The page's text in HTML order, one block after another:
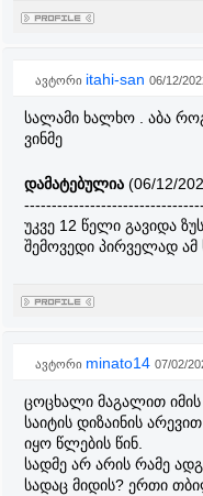
ავტორი itahi-san 06/12/
სალამი ხალხო . აბა
ვინმე
დამატებულია (06/12/
უკვე 12 წელი გავიდა
შემოვედი პირველად
ავტორი minato14 07/02/
ცოცხალი მაგალით
საიტის დიზაინის
იყო წლების წინ.
სადმე არ არის რამე
სადაც მიდის? ერთი